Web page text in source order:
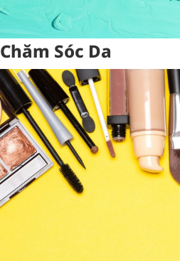
Chăm Sóc Da